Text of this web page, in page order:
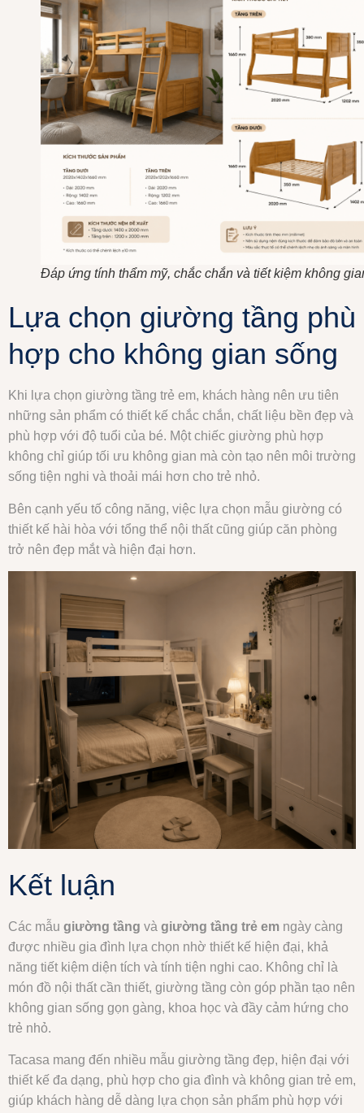
Đáp ứng tính thẩm mỹ, chắc chắn và tiết kiệm không
Lựa chọn giường tầng phù
hợp cho không gian sống
Khi lựa chọn giường tầng trẻ em, khách hàng nên ưu tiên
những sản phẩm có thiết kế chắc chắn, chất liệu bền đẹp và
phù hợp với độ tuổi của bé. Một chiếc giường phù hợp
không chỉ giúp tối ưu không gian mà còn tạo nên môi trường
sống tiện nghi và thoải mái hơn cho trẻ nhỏ.
Bên cạnh yếu tố công năng, việc lựa chọn mẫu giường có
thiết kế hài hòa với tổng thể nội thất cũng giúp căn phòng
trở nên đẹp mắt và hiện đại hơn.
Kết luận
Các mẫu giường tầng và giường tầng trẻ em ngày càng
được nhiều gia đình lựa chọn nhờ thiết kế hiện đại, khả
năng tiết kiệm diện tích và tính tiện nghi cao. Không chỉ là
món đồ nội thất cần thiết, giường tầng còn góp phần tạo nên
không gian sống gọn gàng, khoa học và đầy cảm hứng cho
trẻ nhỏ.
Tacasa mang đến nhiều mẫu giường tầng đẹp, hiện đại với
thiết kế đa dạng, phù hợp cho gia đình và không gian trẻ em,
giúp khách hàng dễ dàng lựa chọn sản phẩm phù hợp với